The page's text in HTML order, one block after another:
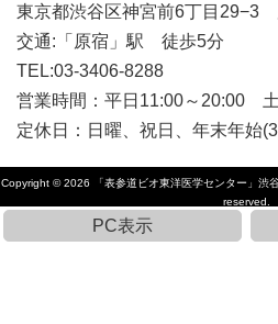
東京都渋谷区神宮前6丁目29−3
交通:「原宿」駅 徒歩5分
TEL:03-3406-8288
営業時間：平日11:00～20:00
定休日：日曜、祝日、年末年始
Copyright © 2026 「表参道ビオ東洋医学センター」渋
reserved.
PC表示